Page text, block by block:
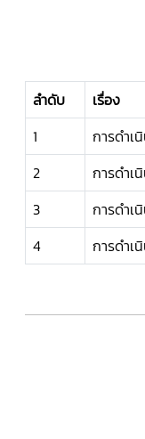
ลำดับ เรื่อง
1
การดำเ
2
การดำเ
3
การดำเ
4
การดำเ